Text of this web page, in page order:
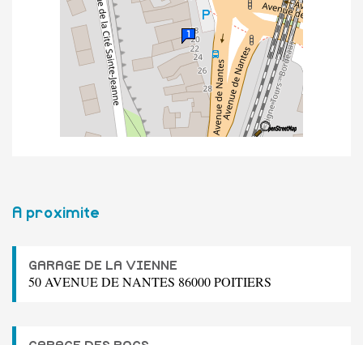
A proximite
GARAGE DE LA VIENNE
50 AVENUE DE NANTES 86000 POITIERS